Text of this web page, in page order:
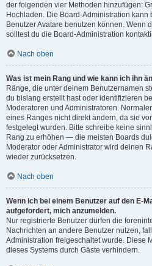
der folgenden vier Methoden hinzufügen:
Hochladen. Die Board-Administration kann
Benutzer Avatare benutzen können. Wenn
solltest du die Board-Administration
Nach oben
Was ist mein Rang und wie kann ich ihn
Ränge, die unter deinem Benutzernamen
du bislang erstellt hast oder identifizieren
Moderatoren und Administratoren.
eines Ranges nicht direkt ändern, da sie
festgelegt wurden. Bitte schreibe keine
Rang zu erhöhen — die meisten Boards
Moderator oder Administrator wird deinen
wieder zurücksetzen.
Nach oben
Wenn ich bei einem Benutzer auf den E-
aufgefordert, mich anzumelden.
Nur registrierte Benutzer dürfen die
Nachrichten an andere Benutzer nutzen,
Administration freigeschaltet wurde. Diese
dieses Systems durch Gäste verhindern.